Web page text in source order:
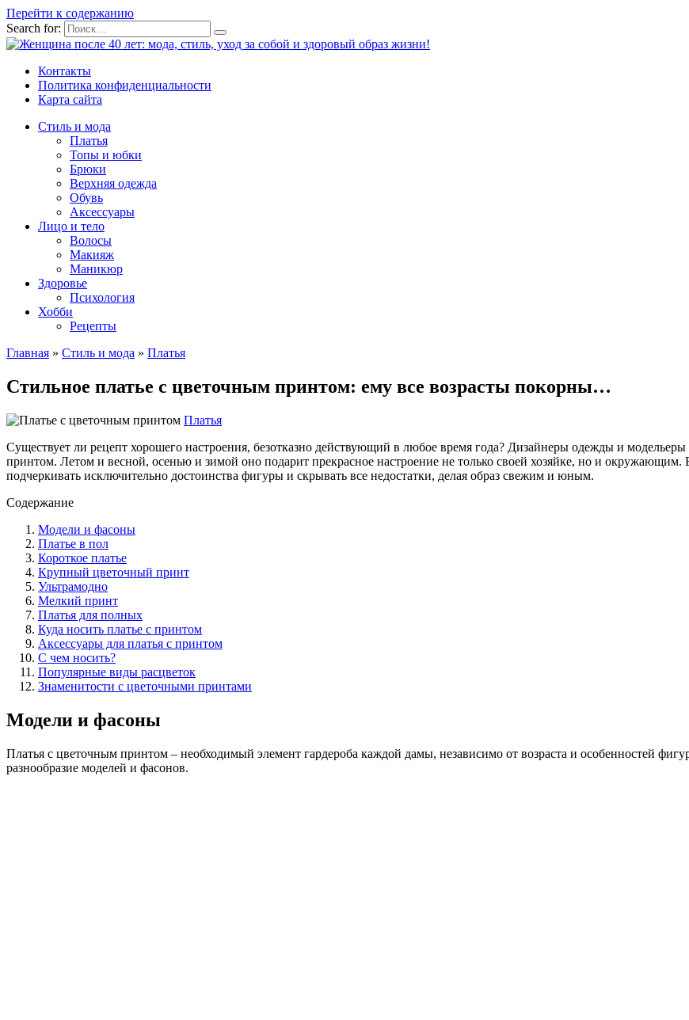
Перейти к содержанию
Search for:
Контакты
Политика конфиденциальности
Карта сайта
Стиль и мода
Платья
Топы и юбки
Брюки
Верхняя одежда
Обувь
Аксессуары
Лицо и тело
Волосы
Макияж
Маникюр
Здоровье
Психология
Хобби
Рецепты
Главная » Стиль и мода » Платья
Стильное платье с цветочным принтом: ему все возрасты покорны…
Платья
Существует ли рецепт хорошего настроения, безотказно действующий в любое время года? Дизайнеры одежды и модельеры
принтом. Летом и весной, осенью и зимой оно подарит прекрасное настроение не только своей хозяйке, но и окружающим.
подчеркивать исключительно достоинства фигуры и скрывать все недостатки, делая образ свежим и юным.
Содержание
Модели и фасоны
Платье в пол
Короткое платье
Крупный цветочный принт
Ультрамодно
Мелкий принт
Платья для полных
Куда носить платье с принтом
Аксессуары для платья с принтом
С чем носить?
Популярные виды расцветок
Знаменитости с цветочными принтами
Модели и фасоны
Платья с цветочным принтом – необходимый элемент гардероба каждой дамы, независимо от возраста и особенностей
разнообразие моделей и фасонов.